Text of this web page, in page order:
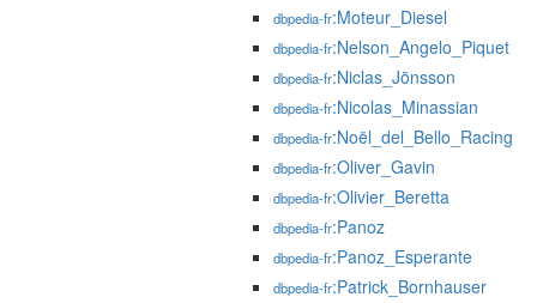
dbpedia-fr:Moteur_Diesel
dbpedia-fr:Nelson_Angelo_Piquet
dbpedia-fr:Niclas_Jönsson
dbpedia-fr:Nicolas_Minassian
dbpedia-fr:Noël_del_Bello_Racing
dbpedia-fr:Oliver_Gavin
dbpedia-fr:Olivier_Beretta
dbpedia-fr:Panoz
dbpedia-fr:Panoz_Esperante
dbpedia-fr:Patrick_Bornhauser